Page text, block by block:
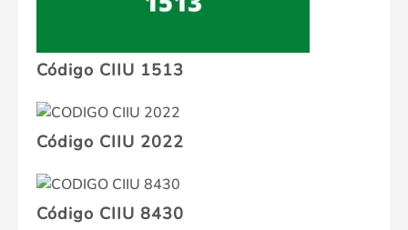
Código CIIU 1513
Código CIIU 2022
Código CIIU 8430